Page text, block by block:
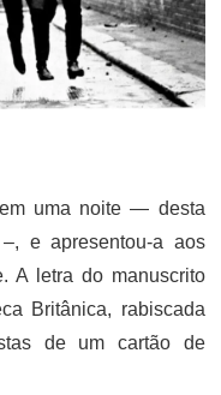
uma noite — desta
e apresentou-a aos
A letra do manuscrito
Britânica, rabiscada
de um cartão de